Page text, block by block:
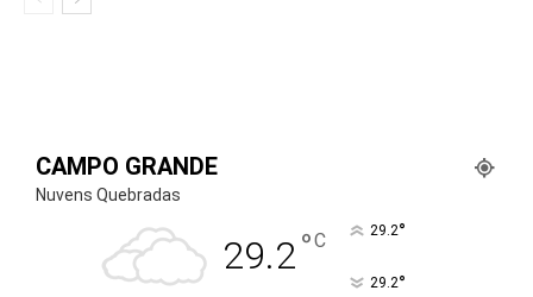
CAMPO GRANDE
Nuvens Quebradas
29.2°C 29.2°
29.2°